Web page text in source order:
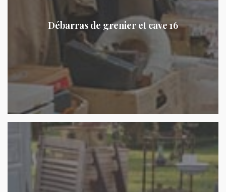
Débarras de grenier et cave 16